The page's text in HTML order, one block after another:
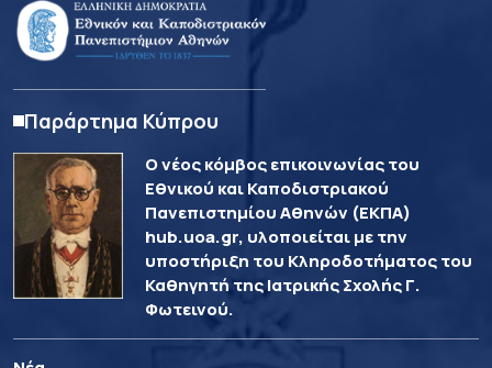
Παράρτημα Κύπρου
Ο νέος κόμβος επικοινωνίας του
Εθνικού και Καποδιστριακού
Πανεπιστημίου Αθηνών (ΕΚΠΑ)
hub.uoa.gr, υλοποιείται με την
υποστήριξη του Κληροδοτήματος του
Καθηγητή της Ιατρικής Σχολής Γ.
Φωτεινού.